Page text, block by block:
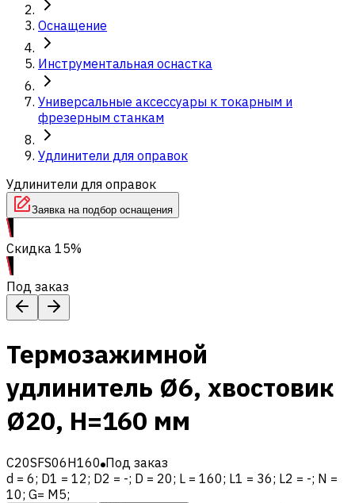
Оснащение
Инструментальная оснастка
Универсальные аксессуары к токарным и
фрезерным станкам
Удлинители для оправок
Удлинители для оправок
Заявка на подбор оснащения
Скидка 15%
Под заказ
Термозажимной
удлинитель Ø6, хвостовик
Ø20, H=160 мм
C20SFS06H160 Под заказ
d = 6; D1 = 12; D2 = -; D = 20; L = 160; L1 = 36; L2 = -; N =
10; G= M5;